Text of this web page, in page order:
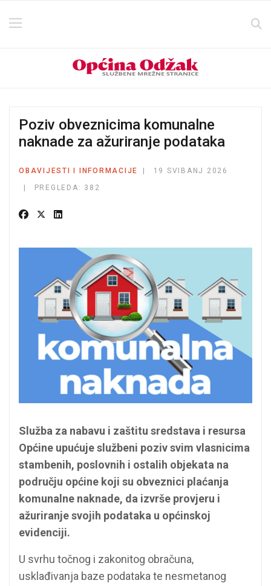
Poziv obveznicima komunalne
naknade za ažuriranje podataka
OBAVIJESTI I INFORMACIJE
19 SVIBANJ 2026
PREGLEDA: 382
Služba za nabavu i zaštitu sredstava i resursa
Općine upućuje službeni poziv svim vlasnicima
stambenih, poslovnih i ostalih objekata na
području općine koji su obveznici plaćanja
komunalne naknade, da izvrše provjeru i
ažuriranje svojih podataka u općinskoj
evidenciji.
U svrhu točnog i zakonitog obračuna,
usklađivanja baze podataka te nesmetanog